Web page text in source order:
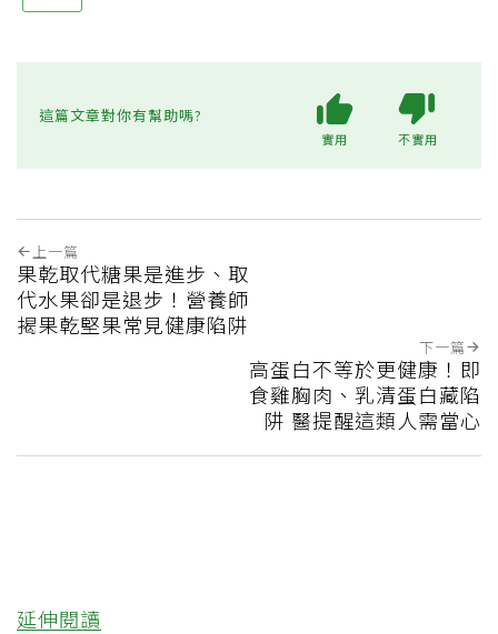
這篇文章對你有幫助嗎?
實用 不實用
上一篇
果乾取代糖果是進步、取
代水果卻是退步！營養師
揭果乾堅果常見健康陷阱
下一篇
高蛋白不等於更健康！即
食雞胸肉、乳清蛋白藏陷
阱 醫提醒這類人需當心
延伸閱讀